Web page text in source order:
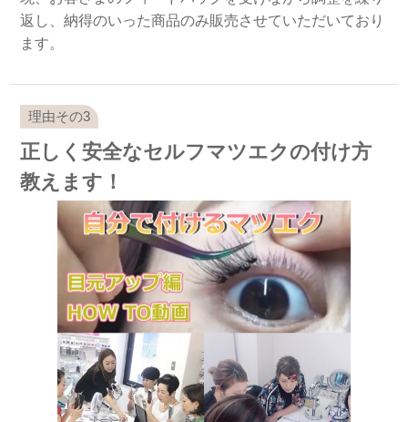
返し、納得のいった商品のみ販売させていただいており
ます。
正しく安全なセルフマツエクの付け方
教えます！